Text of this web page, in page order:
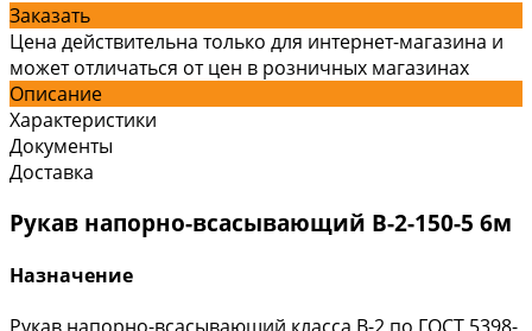
Заказать
Цена действительна только для интернет-магазина и
может отличаться от цен в розничных магазинах
Описание
Характеристики
Документы
Доставка
Рукав напорно-всасывающий В-2-150-5 6м
Назначение